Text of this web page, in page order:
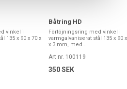
vinkel i
135 x 90 x 70 x
Båtring HD
Förtöjningsring med vinkel i
varmgalvaniserat stål 135 x 90
x 3 mm, med...
Art nr. 100119
350 SEK